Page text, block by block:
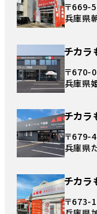
〒669-
兵庫県
チカラ
〒670-
兵庫県
チカラ
〒679-
兵庫県
チカラ
〒673-